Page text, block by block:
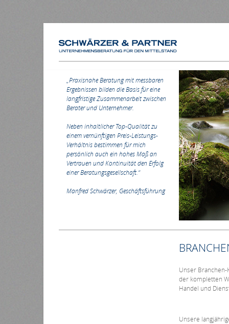
Unser
der kompletten
Handel und
Unsere
„Praxisnahe Beratung mit messbaren
Ergebnissen bilden die Basis für eine
langfristige Zusammenarbeit zwischen
Berater und Unternehmer.
Neben inhaltlicher Top-Qualität zu
einem vernünftigen Preis-Leistungs-
Verhältnis bestimmen für mich
persönlich auch ein hohes Maß an
Vertrauen und Kontinuität den Erfolg
einer Beratungsgesellschaft.“
Manfred Schwärzer, Geschäftsführung